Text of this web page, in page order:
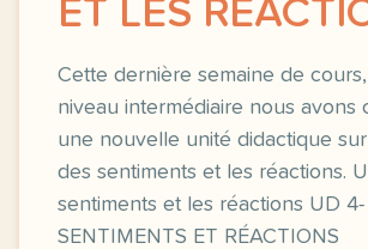
ET LES
Cette dernière semaine de
niveau intermédiaire nous avons
une nouvelle unité didactique
des sentiments et les réactions.
sentiments et les réactions UD 4-
SENTIMENTS ET RÉACTIONS